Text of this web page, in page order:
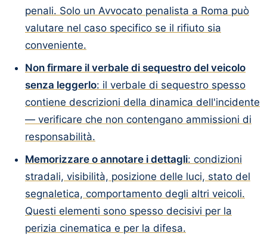
penali. Solo un Avvocato penalista a Roma può
valutare nel caso specifico se il rifiuto sia
conveniente.
Non firmare il verbale di sequestro del veicolo
senza leggerlo: il verbale di sequestro spesso
contiene descrizioni della dinamica dell'incidente
— verificare che non contengano ammissioni di
responsabilità.
Memorizzare o annotare i dettagli: condizioni
stradali, visibilità, posizione delle luci, stato del
segnaletica, comportamento degli altri veicoli.
Questi elementi sono spesso decisivi per la
perizia cinematica e per la difesa.